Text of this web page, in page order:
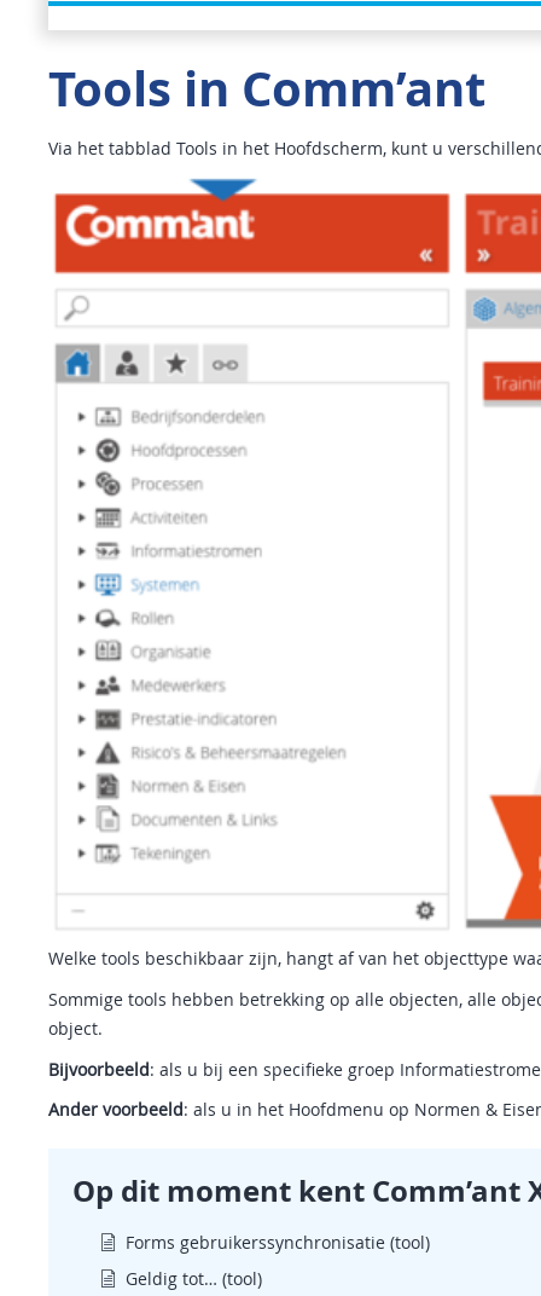
Tools in Comm’ant
Via het tabblad Tools in het Hoofdscherm, kunt u
Welke tools beschikbaar zijn, hangt af van het objecttype
Sommige tools hebben betrekking op alle objecten, alle
object.
Bijvoorbeeld: als u bij een specifieke groep
Ander voorbeeld: als u in het Hoofdmenu op Normen &
Op dit moment kent Comm’ant
Forms gebruikerssynchronisatie (tool)
Geldig tot… (tool)